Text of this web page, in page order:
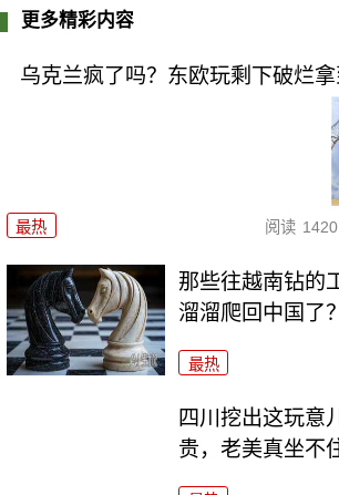
更多精彩内容
乌克兰疯了吗？东欧玩剩下破烂拿
最热 阅读 1420
那些往越南钻的
溜溜爬回中国了？
最热
四川挖出这玩意
贵，老美真坐不